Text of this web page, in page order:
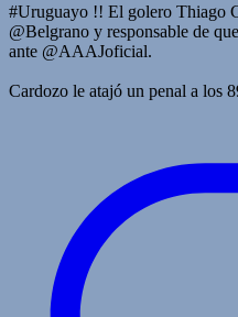
#Uruguayo !! El golero Thiago
@Belgrano y responsable de
ante @AAAJoficial.
Cardozo le atajó un penal a los